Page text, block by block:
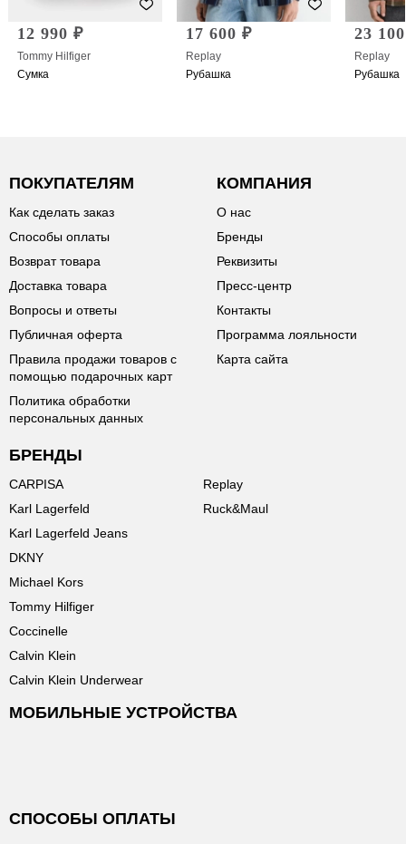
12 990 ₽
Tommy Hilfiger
Сумка
17 600 ₽
Replay
Рубашка
23
Replay
Рубашка
ПОКУПАТЕЛЯМ
Как сделать заказ
Способы оплаты
Возврат товара
Доставка товара
Вопросы и ответы
Публичная оферта
Правила продажи товаров с
помощью подарочных карт
Политика обработки
персональных данных
КОМПАНИЯ
О нас
Бренды
Реквизиты
Пресс-центр
Контакты
Программа лояльности
Карта сайта
БРЕНДЫ
CARPISA
Karl Lagerfeld
Karl Lagerfeld Jeans
DKNY
Michael Kors
Tommy Hilfiger
Coccinelle
Calvin Klein
Calvin Klein Underwear
Replay
Ruck&Maul
МОБИЛЬНЫЕ УСТРОЙСТВА
СПОСОБЫ ОПЛАТЫ